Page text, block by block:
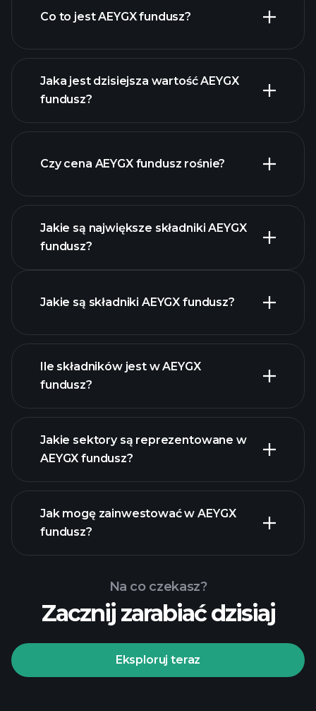
Co to jest AEYGX fundusz?
Jaka jest dzisiejsza wartość AEYGX
fundusz?
zaawansowanym wykresie
Czy cena AEYGX fundusz rośnie?
Jakie są największe składniki AEYGX
fundusz?
holdings
Jakie są składniki AEYGX fundusz?
holdings
Ile składników jest w AEYGX
fundusz?
Jakie sektory są reprezentowane w
AEYGX fundusz?
Jak mogę zainwestować w AEYGX
fundusz?
Na co czekasz?
Zacznij zarabiać dzisiaj
Eksploruj teraz